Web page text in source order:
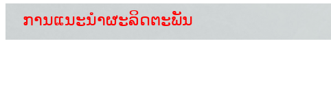
ການແນະນໍາຜະລິດຕະພັນ